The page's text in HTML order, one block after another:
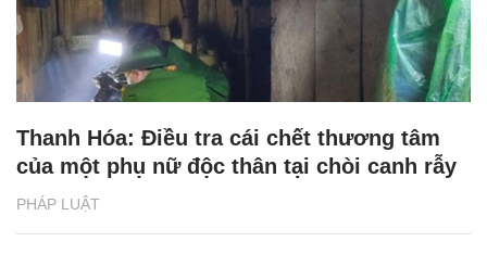
PHÁP LUẬT
Thanh Hóa: Điều tra cái chết thương tâm
của một phụ nữ độc thân tại chòi canh rẫy